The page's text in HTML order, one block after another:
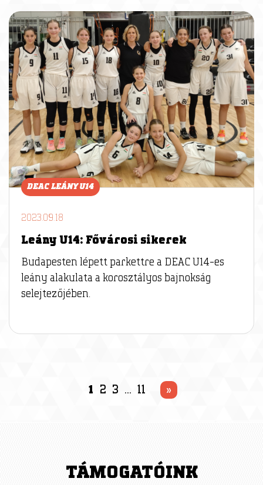
DEAC LEÁNY U14
2023.09.18
Leány U14: Fővárosi sikerek
Budapesten lépett parkettre a DEAC U14-es
leány alakulata a korosztályos bajnokság
selejtezőjében.
1 2 3 … 11 »
TÁMOGATÓINK